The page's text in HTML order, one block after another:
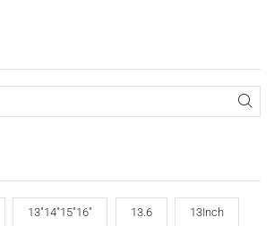
13"14"15"16" 13.6 13Inch